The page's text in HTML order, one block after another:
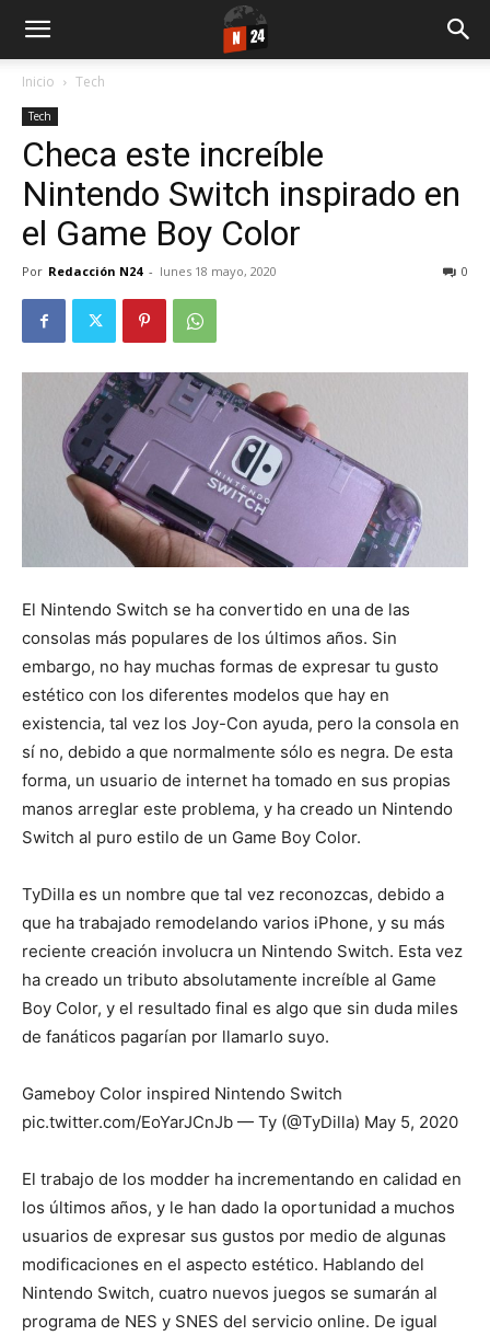
Inicio Tech
Tech
Checa este increíble
Nintendo Switch inspirado en
el Game Boy Color
Por Redacción N24 - lunes 18 mayo, 2020 0
El Nintendo Switch se ha convertido en una de las
consolas más populares de los últimos años. Sin
embargo, no hay muchas formas de expresar tu gusto
estético con los diferentes modelos que hay en
existencia, tal vez los Joy-Con ayuda, pero la consola en
sí no, debido a que normalmente sólo es negra. De esta
forma, un usuario de internet ha tomado en sus propias
manos arreglar este problema, y ha creado un Nintendo
Switch al puro estilo de un Game Boy Color.
TyDilla es un nombre que tal vez reconozcas, debido a
que ha trabajado remodelando varios iPhone, y su más
reciente creación involucra un Nintendo Switch. Esta vez
ha creado un tributo absolutamente increíble al Game
Boy Color, y el resultado final es algo que sin duda miles
de fanáticos pagarían por llamarlo suyo.
Gameboy Color inspired Nintendo Switch
pic.twitter.com/EoYarJCnJb — Ty (@TyDilla) May 5, 2020
El trabajo de los modder ha incrementando en calidad en
los últimos años, y le han dado la oportunidad a muchos
usuarios de expresar sus gustos por medio de algunas
modificaciones en el aspecto estético. Hablando del
Nintendo Switch, cuatro nuevos juegos se sumarán al
programa de NES y SNES del servicio online. De igual